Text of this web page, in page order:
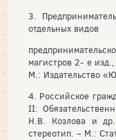
3.
отдельных видов
магистров 2- е
М.: Издательство
4. Российское
II:
Н.В. Козлова и
стереотип. – М.: